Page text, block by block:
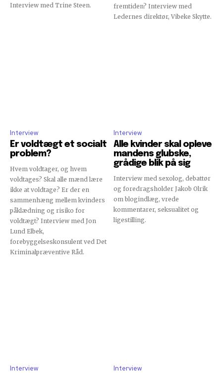
Interview med Trine Steen.
fremtiden? Interview med
Ledernes direktør, Vibeke Skytte.
Interview
Er voldtægt et socialt
problem?
Hvem voldtager, og hvem
voldtages? Skal alle mænd lære
ikke at voldtage? Er der en
sammenhæng mellem kvinders
påklædning og risiko for
voldtægt? Interview med Jon
Lund Elbek,
forebyggelseskonsulent ved Det
Kriminalpræventive Råd.
Interview
Alle kvinder skal opleve
mandens glubske,
grådige blik på sig
Interview med sexolog, debattør
og foredragsholder Jakob Olrik
om blogindlæg, vrede
kommentarer, seksualitet og
ligestilling.
Interview Interview